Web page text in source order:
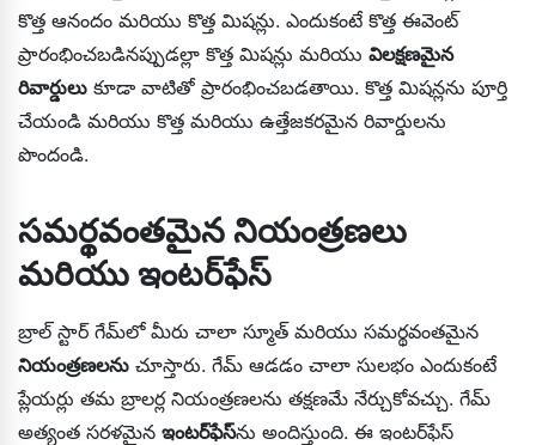
కొత్త ఆనందం మరియు కొత్త మిషన్లు. ఎందుకంటే కొత్త ఈవెంట్
ప్రారంభించబడినప్పుడల్లా కొత్త మిషన్లు మరియు విలక్షణమైన
రివార్డులు కూడా వాటితో ప్రారంభించబడతాయి. కొత్త మిషన్లను పూర్తి
చేయండి మరియు కొత్త మరియు ఉత్తేజకరమైన రివార్డులను
పొందండి.
సమర్థవంతమైన నియంత్రణలు
మరియు ఇంటర్‌ఫేస్
బ్రాల్ స్టార్ గేమ్‌లో మీరు చాలా స్మూత్ మరియు సమర్థవంతమైన
నియంత్రణలను చూస్తారు. గేమ్ ఆడడం చాలా సులభం ఎందుకంటే
ప్లేయర్లు తమ బ్రాలర్ల నియంత్రణలను తక్షణమే నేర్చుకోవచ్చు. గేమ్
అత్యంత సరళమైన ఇంటర్‌ఫేస్ను అందిస్తుంది. ఈ ఇంటర్‌ఫేస్